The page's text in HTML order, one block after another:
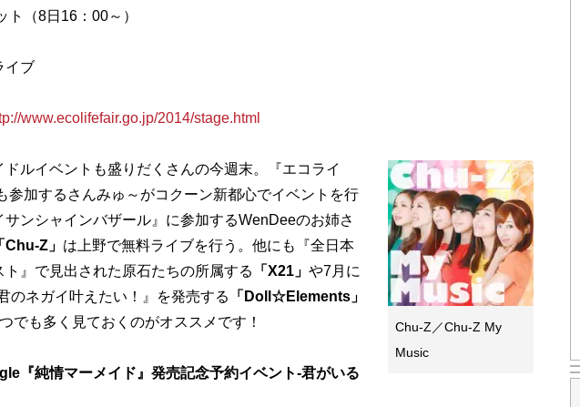
（8日16：00～）
イブ
www.ecolifefair.go.jp/2014/stage.html
Chu-Z／Chu-Z My
Music
ルイベントも盛りだくさんの今週末。『エコライ
参加するさんみゅ～がコクーン新都心でイベントを行
サンシャインバザール』に参加するWenDeeのお姉さ
Chu-Z」 は上野で無料ライブを行う。他にも『全日本
ト』で見出された原石たちの所属する 「X21」 や7月に
のネガイ叶えたい！』を発売する 「Doll☆Elements」
でも多く見ておくのがオススメです！
『純情マーメイド』発売記念予約イベント-君がいる